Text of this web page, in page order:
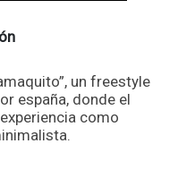
un freestyle
españa, donde el
como